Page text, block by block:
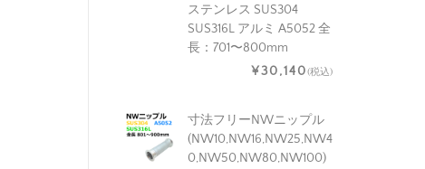
ステンレス SUS304
SUS316L アルミ A5052 全
長：701〜800mm
¥30,140(税込)
寸法フリーNWニップル
(NW10,NW16,NW25,NW4
0,NW50,NW80,NW100)